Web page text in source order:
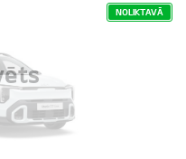
NOLIKTAVĀ